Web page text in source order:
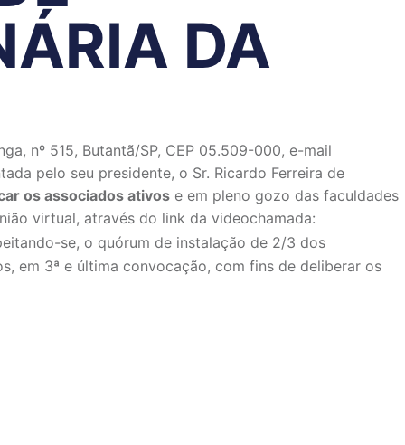
DA
nº 515, Butantã/SP, CEP 05.509-000, e-mail
pelo seu presidente, o Sr. Ricardo Ferreira de
os associados ativos e em pleno gozo das faculdades
virtual, através do link da videochamada:
se, o quórum de instalação de 2/3 dos
em 3ª e última convocação, com fins de deliberar os